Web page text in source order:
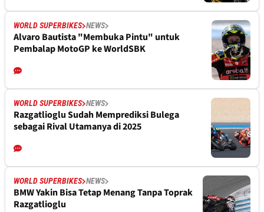
WORLD SUPERBIKES NEWS
Alvaro Bautista "Membuka Pintu" untuk
Pembalap MotoGP ke WorldSBK
WORLD SUPERBIKES NEWS
Razgatlioglu Sudah Memprediksi Bulega
sebagai Rival Utamanya di 2025
WORLD SUPERBIKES NEWS
BMW Yakin Bisa Tetap Menang Tanpa Toprak
Razgatlioglu